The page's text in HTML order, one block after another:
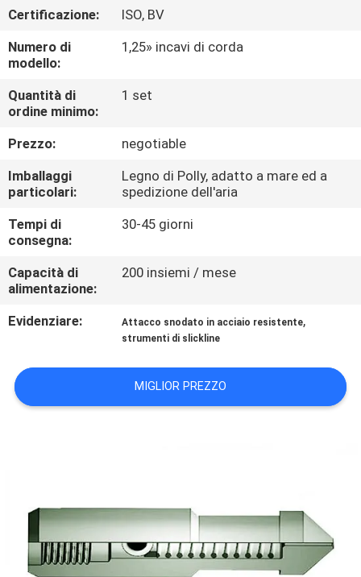
CONTROLLO
DI
QUALITÀ
CONTATTICI
NOTIZIE
CASI
MAPPA
DEL
PRIVACY
Certificazione:
ISO, BV
Numero di
modello:
1,25» incavi di corda
Quantità di
ordine minimo:
1 set
Prezzo:
negotiable
Imballaggi
particolari:
Legno di Polly, adatto a mare ed a
spedizione dell'aria
Tempi di
consegna:
30-45 giorni
Capacità di
alimentazione:
200 insiemi / mese
Evidenziare: Attacco snodato in acciaio resistente,
strumenti di slickline
MIGLIOR PREZZO